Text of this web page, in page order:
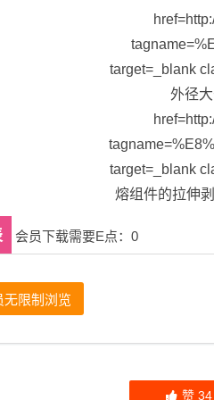
会员下载需要E点：0
限制浏览
赞34